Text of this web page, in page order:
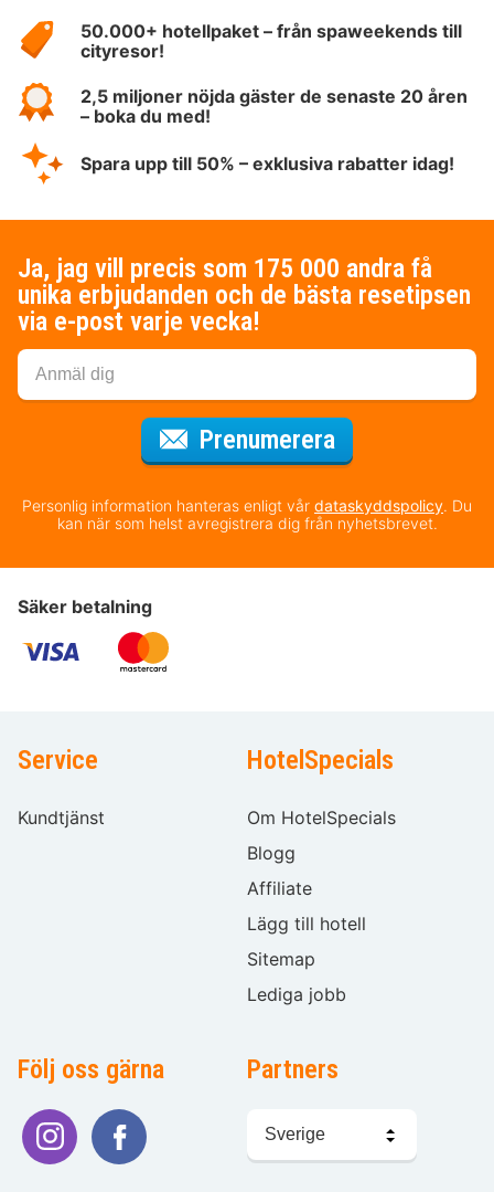
HotelSpecials50.000+ hotellpaket – från spaweekends till
cityresor!
2,5 miljoner nöjda gäster de senaste 20 åren
– boka du med!
Spara upp till 50% – exklusiva rabatter idag!
Ja, jag vill precis som 175 000 andra få
unika erbjudanden och de bästa resetipsen
via e-post varje vecka!
Prenumerera
Personlig information hanteras enligt vår dataskyddspolicy. Du
kan när som helst avregistrera dig från nyhetsbrevet.
Säker betalning
Service
Kundtjänst
HotelSpecials
Om HotelSpecials
Blogg
Affiliate
Lägg till hotell
Sitemap
Lediga jobb
Följ oss gärna Partners
språk